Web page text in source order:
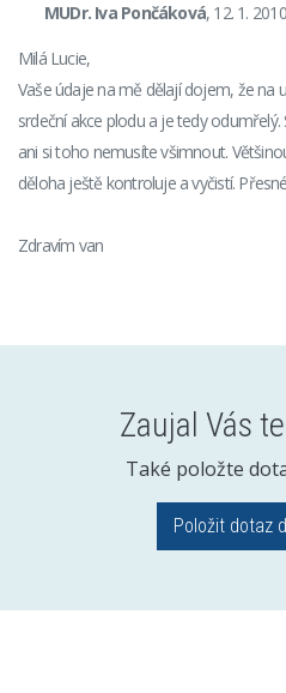
MUDr. Iva Pončáková, 12. 1. 2010
Milá Lucie,
Vaše údaje na mě dělají dojem, že na
srdeční akce plodu a je tedy
ani si toho nemusíte všimnout.
děloha ještě kontroluje a vyčistí.
Zdravím van
Zaujal Vás
Také položte
Položit dotaz